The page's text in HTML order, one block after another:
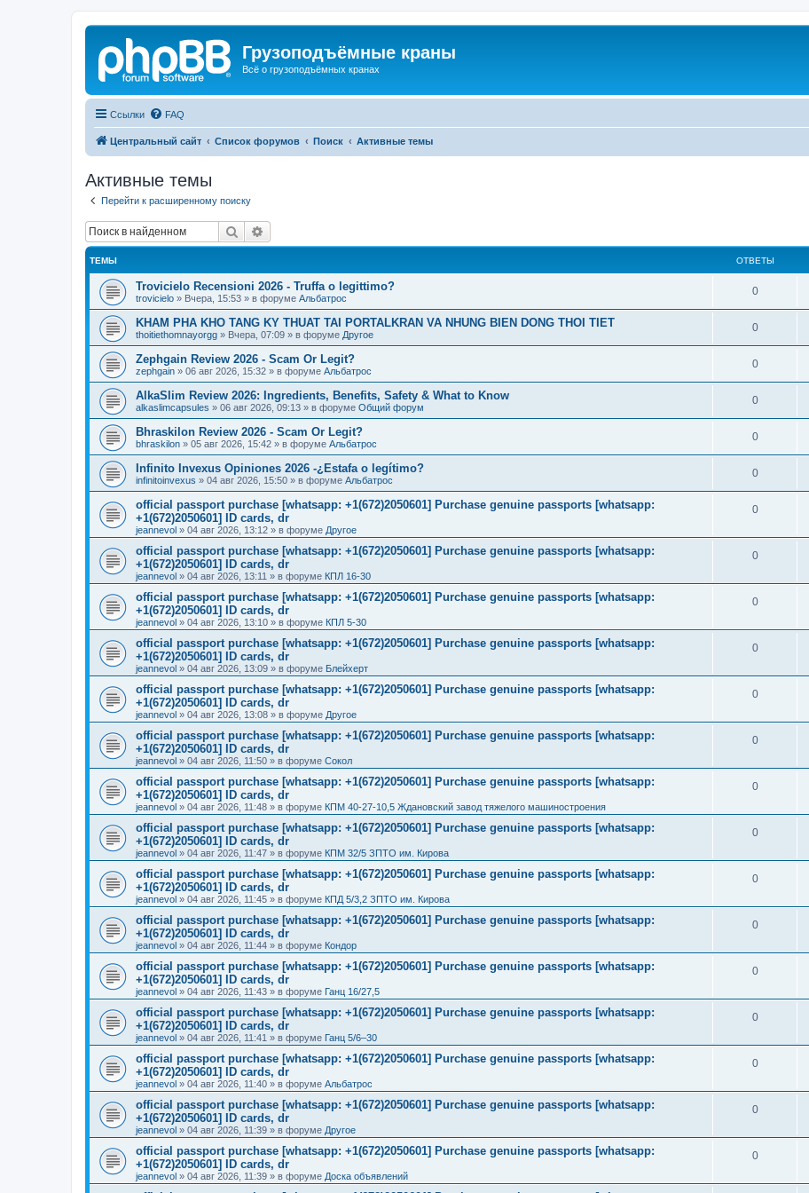
Грузоподъёмные краны
Всё о грузоподъёмных кранах
Ссылки FAQ
Центральный сайт Список форумов Поиск Активные темы
Активные темы
Перейти к расширенному поиску
Поиск
ТЕМЫ ОТВЕТЫ
Trovicielo Recensioni 2026 - Truffa o legittimo?
trovicielo » Вчера, 15:53 » в форуме Альбатрос
0
KHAM PHA KHO TANG KY THUAT TAI PORTALKRAN VA NHUNG BIEN DONG THOI TIET
thoitiethomnayorgg » Вчера, 07:09 » в форуме Другое
0
Zephgain Review 2026 - Scam Or Legit?
zephgain » 06 авг 2026, 15:32 » в форуме Альбатрос
0
AlkaSlim Review 2026: Ingredients, Benefits, Safety & What to Know
alkaslimcapsules » 06 авг 2026, 09:13 » в форуме Общий форум
0
Bhraskilon Review 2026 - Scam Or Legit?
bhraskilon » 05 авг 2026, 15:42 » в форуме Альбатрос
0
Infinito Invexus Opiniones 2026 -¿Estafa o legítimo?
infinitoinvexus » 04 авг 2026, 15:50 » в форуме Альбатрос
0
official passport purchase [whatsapp: +1(672)2050601] Purchase genuine passports [whatsapp:
+1(672)2050601] ID cards, dr
jeannevol » 04 авг 2026, 13:12 » в форуме Другое
0
official passport purchase [whatsapp: +1(672)2050601] Purchase genuine passports [whatsapp:
+1(672)2050601] ID cards, dr
jeannevol » 04 авг 2026, 13:11 » в форуме КПЛ 16-30
0
official passport purchase [whatsapp: +1(672)2050601] Purchase genuine passports [whatsapp:
+1(672)2050601] ID cards, dr
jeannevol » 04 авг 2026, 13:10 » в форуме КПЛ 5-30
0
official passport purchase [whatsapp: +1(672)2050601] Purchase genuine passports [whatsapp:
+1(672)2050601] ID cards, dr
jeannevol » 04 авг 2026, 13:09 » в форуме Блейхерт
0
official passport purchase [whatsapp: +1(672)2050601] Purchase genuine passports [whatsapp:
+1(672)2050601] ID cards, dr
jeannevol » 04 авг 2026, 13:08 » в форуме Другое
0
official passport purchase [whatsapp: +1(672)2050601] Purchase genuine passports [whatsapp:
+1(672)2050601] ID cards, dr
jeannevol » 04 авг 2026, 11:50 » в форуме Сокол
0
official passport purchase [whatsapp: +1(672)2050601] Purchase genuine passports [whatsapp:
+1(672)2050601] ID cards, dr
jeannevol » 04 авг 2026, 11:48 » в форуме КПМ 40-27-10,5 Ждановский завод тяжелого машиностроения
0
official passport purchase [whatsapp: +1(672)2050601] Purchase genuine passports [whatsapp:
+1(672)2050601] ID cards, dr
jeannevol » 04 авг 2026, 11:47 » в форуме КПМ 32/5 ЗПТО им. Кирова
0
official passport purchase [whatsapp: +1(672)2050601] Purchase genuine passports [whatsapp:
+1(672)2050601] ID cards, dr
jeannevol » 04 авг 2026, 11:45 » в форуме КПД 5/3,2 ЗПТО им. Кирова
0
official passport purchase [whatsapp: +1(672)2050601] Purchase genuine passports [whatsapp:
+1(672)2050601] ID cards, dr
jeannevol » 04 авг 2026, 11:44 » в форуме Кондор
0
official passport purchase [whatsapp: +1(672)2050601] Purchase genuine passports [whatsapp:
+1(672)2050601] ID cards, dr
jeannevol » 04 авг 2026, 11:43 » в форуме Ганц 16/27,5
0
official passport purchase [whatsapp: +1(672)2050601] Purchase genuine passports [whatsapp:
+1(672)2050601] ID cards, dr
jeannevol » 04 авг 2026, 11:41 » в форуме Ганц 5/6–30
0
official passport purchase [whatsapp: +1(672)2050601] Purchase genuine passports [whatsapp:
+1(672)2050601] ID cards, dr
jeannevol » 04 авг 2026, 11:40 » в форуме Альбатрос
0
official passport purchase [whatsapp: +1(672)2050601] Purchase genuine passports [whatsapp:
+1(672)2050601] ID cards, dr
jeannevol » 04 авг 2026, 11:39 » в форуме Другое
0
official passport purchase [whatsapp: +1(672)2050601] Purchase genuine passports [whatsapp:
+1(672)2050601] ID cards, dr
jeannevol » 04 авг 2026, 11:39 » в форуме Доска объявлений
0